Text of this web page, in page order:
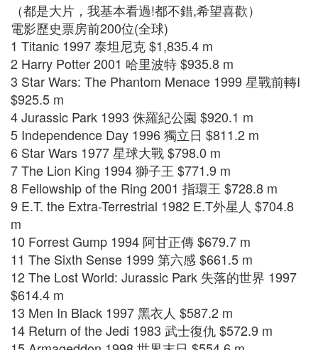
（都是大片，我基本看過!都不錯,希望喜歡）
電影歷史票房前200位(全球)
1 Titanic 1997 泰坦尼克 $1,835.4 m
2 Harry Potter 2001 哈里波特 $935.8 m
3 Star Wars: The Phantom Menace 1999 星戰前轉I
$925.5 m
4 Jurassic Park 1993 侏羅紀公園 $920.1 m
5 Independence Day 1996 獨立日 $811.2 m
6 Star Wars 1977 星球大戰 $798.0 m
7 The Lion King 1994 獅子王 $771.9 m
8 Fellowship of the Ring 2001 指環王 $728.8 m
9 E.T. the Extra-Terrestrial 1982 E.T外星人 $704.8
m
10 Forrest Gump 1994 阿甘正傳 $679.7 m
11 The Sixth Sense 1999 第六感 $661.5 m
12 The Lost World: Jurassic Park 失落的世界 1997
$614.4 m
13 Men In Black 1997 黑衣人 $587.2 m
14 Return of the Jedi 1983 武士復仇 $572.9 m